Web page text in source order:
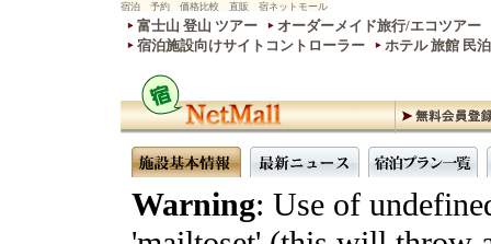
宿泊 予約 価格比較 直販 宿ネットモール
富士山 登山 ツアー
オーダーメイド旅行/エコツアー
宿泊施設向けサイトコントローラー
ホテル 旅館 民
Warning: Use of